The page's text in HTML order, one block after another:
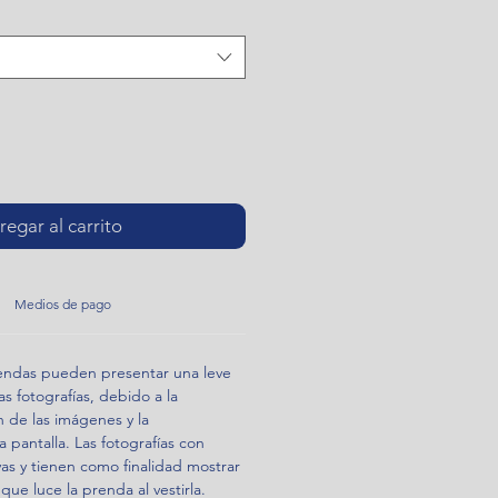
al carrito
Medios de pago
pueden presentar una leve
fotografías, debido a la
de las imágenes y la
pantalla. Las fotografías con
y tienen como finalidad mostrar
luce la prenda al vestirla.